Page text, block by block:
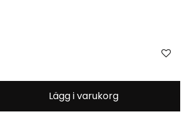
Lägg i varukorg